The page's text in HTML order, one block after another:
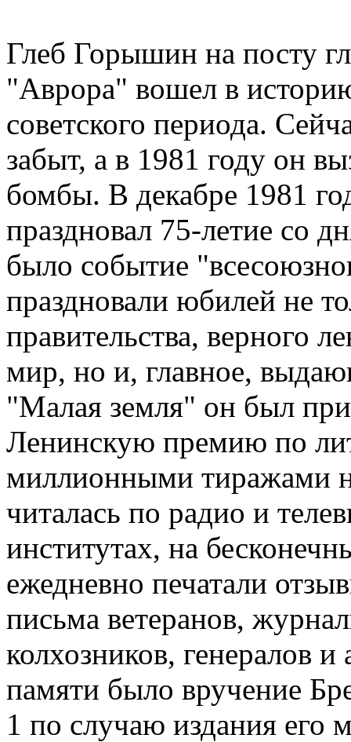
Глеб Горышин на посту
"Аврора" вошел в
советского периода.
забыт, а в 1981 году он
бомбы. В декабре 1981
праздновал 75-летие со
было событие
праздновали юбилей не
правительства, верного
мир, но и, главное,
"Малая земля" он был
Ленинскую премию по
миллионными тиражами
читалась по радио и
институтах, на
ежедневно печатали
письма ветеранов,
колхозников, генералов
памяти было вручение
1 по случаю издания его